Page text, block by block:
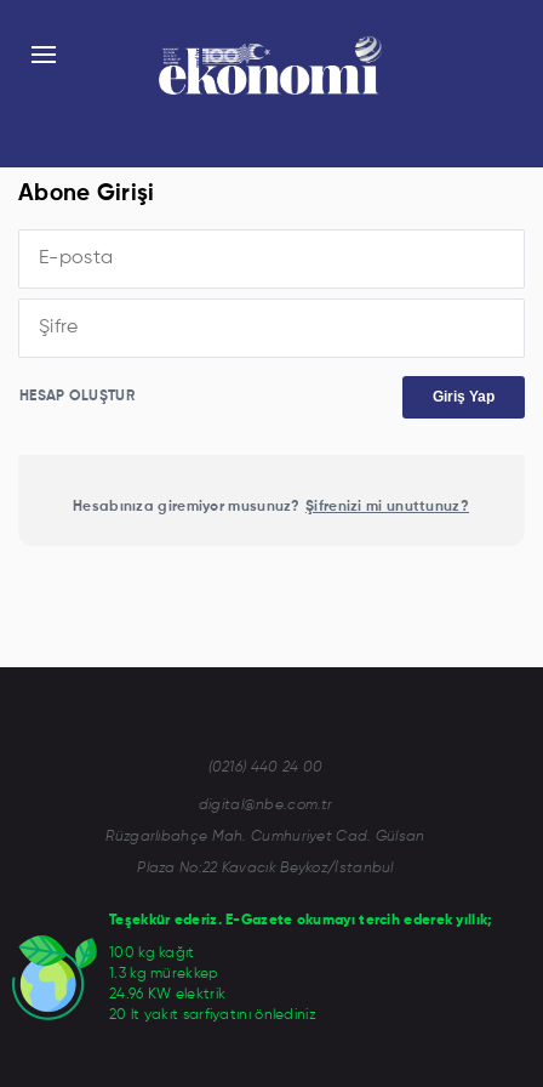
Abone Girişi
HESAP OLUŞTUR Giriş Yap
Hesabınıza giremiyor musunuz? Şifrenizi mi unuttunuz?
Teşekkür ederiz. E-Gazete okumayı tercih ederek yıllık;
100 kg kağıt
1.3 kg mürekkep
24.96 KW elektrik
20 lt yakıt sarfiyatını önlediniz
(0216) 440 24 00
digital@nbe.com.tr
Rüzgarlıbahçe Mah. Cumhuriyet Cad. Gülsan
Plaza No:22 Kavacık Beykoz/İstanbul